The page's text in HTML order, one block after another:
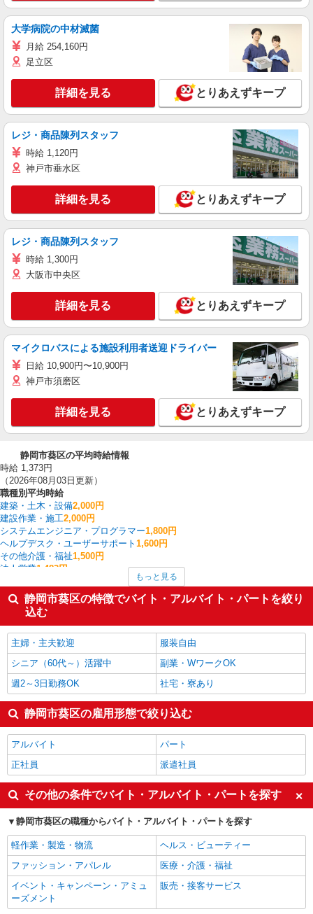
大学病院の中材滅菌
月給 254,160円
足立区
詳細を見る とりあえずキープ
レジ・商品陳列スタッフ
時給 1,120円
神戸市垂水区
詳細を見る とりあえずキープ
レジ・商品陳列スタッフ
時給 1,300円
大阪市中央区
詳細を見る とりあえずキープ
マイクロバスによる施設利用者送迎ドライバー
日給 10,900円〜10,900円
神戸市須磨区
詳細を見る とりあえずキープ
静岡市葵区の平均時給情報
時給 1,373円
（2026年08月03日更新）
職種別平均時給
建築・土木・設備2,000円
建設作業・施工2,000円
システムエンジニア・プログラマー1,800円
ヘルプデスク・ユーザーサポート 1,600円
その他介護・福祉1,500円
法人営業1,483円
家電・携帯販売1,454円
ライター・編集・校正・フォトグラファー1,450円
看護師・保健師・看護助手・助産師
静岡市葵区の他の職種の平均時給を見る
もっと見る
静岡市葵区の特徴でバイト・アルバイト・パートを絞り
込む
主婦・主夫歓迎
服装自由
シニア（60代～）活躍中
副業・WワークOK
週2～3日勤務OK
社宅・寮あり
静岡市葵区の雇用形態で絞り込む
アルバイト
パート
正社員
派遣社員
その他の条件でバイト・アルバイト・パートを探す
静岡市葵区の職種からバイト・アルバイト・パートを探す
軽作業・製造・物流
ヘルス・ビューティー
ファッション・アパレル
医療・介護・福祉
イベント・キャンペーン・アミュ
ーズメント
販売・接客サービス